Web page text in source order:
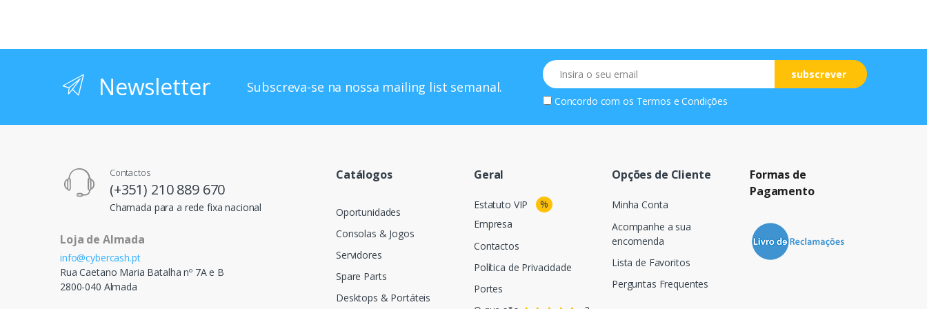
Newsletter Subscreva-se na nossa mailing list semanal.
Email
subscrever
Concordo com os Termos e Condições
Contactos
(+351) 210 889 670
Chamada para a rede fixa nacional
Loja de Almada
info@cybercash.pt
Rua Caetano Maria Batalha nº 7A e B
2800-040 Almada
Catálogos
Oportunidades
Consolas & Jogos
Servidores
Spare Parts
Desktops & Portáteis
Geral
Estatuto VIP
%
Empresa
Contactos
Política de Privacidade
Portes
Opções de Cliente
Minha Conta
Acompanhe a sua
encomenda
Lista de Favoritos
Perguntas Frequentes
Formas de
Pagamento